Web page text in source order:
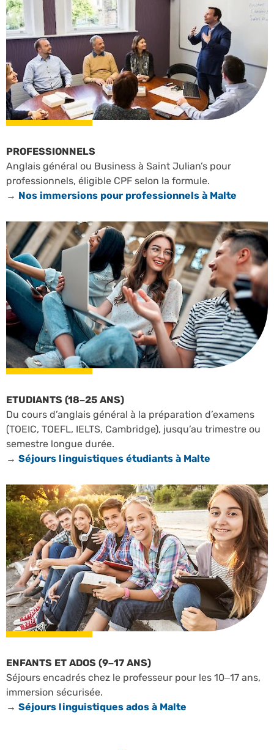
PROFESSIONNELS
Anglais général ou Business à Saint Julian’s pour
professionnels, éligible CPF selon la formule.
→ Nos immersions pour professionnels à Malte
ETUDIANTS (18–25 ANS)
Du cours d’anglais général à la préparation d’examens
(TOEIC, TOEFL, IELTS, Cambridge), jusqu’au trimestre ou
semestre longue durée.
→ Séjours linguistiques étudiants à Malte
ENFANTS ET ADOS (9–17 ANS)
Séjours encadrés chez le professeur pour les 10–17 ans,
immersion sécurisée.
→ Séjours linguistiques ados à Malte